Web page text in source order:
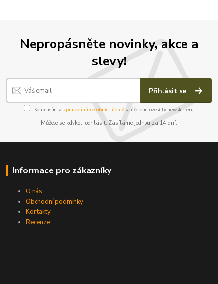
Nepropásněte novinky, akce a
slevy!
Přihlásit se
Souhlasím se zpracováním osobních údajůza účelem rozesílky newsletteru.
Můžete se kdykoli odhlásit. Zasíláme jednou za 14 dní.
Informace pro zákazníky
O nás
Obchodní podmínky
Kontakty
Recenze